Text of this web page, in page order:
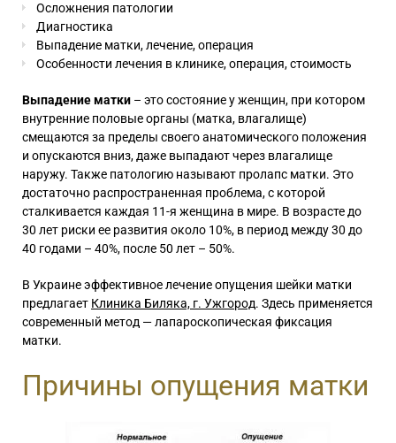
Осложнения патологии
Диагностика
Выпадение матки, лечение, операция
Особенности лечения в клинике, операция, стоимость
Выпадение матки – это состояние у женщин, при котором
внутренние половые органы (матка, влагалище)
смещаются за пределы своего анатомического положения
и опускаются вниз, даже выпадают через влагалище
наружу. Также патологию называют пролапс матки. Это
достаточно распространенная проблема, с которой
сталкивается каждая 11-я женщина в мире. В возрасте до
30 лет риски ее развития около 10%, в период между 30 до
40 годами – 40%, после 50 лет – 50%.
В Украине эффективное лечение опущения шейки матки
предлагает Клиника Биляка, г. Ужгород. Здесь применяется
современный метод — лапароскопическая фиксация
матки.
Причины опущения матки